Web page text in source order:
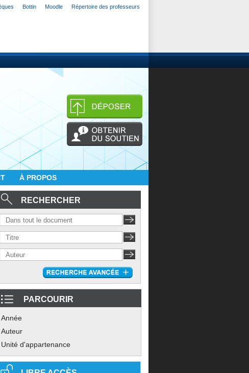
Bottin Moodle Répertoire des professeurs
À PROPOS
RECHERCHER
PARCOURIR
Année
Auteur
Unité d'appartenance